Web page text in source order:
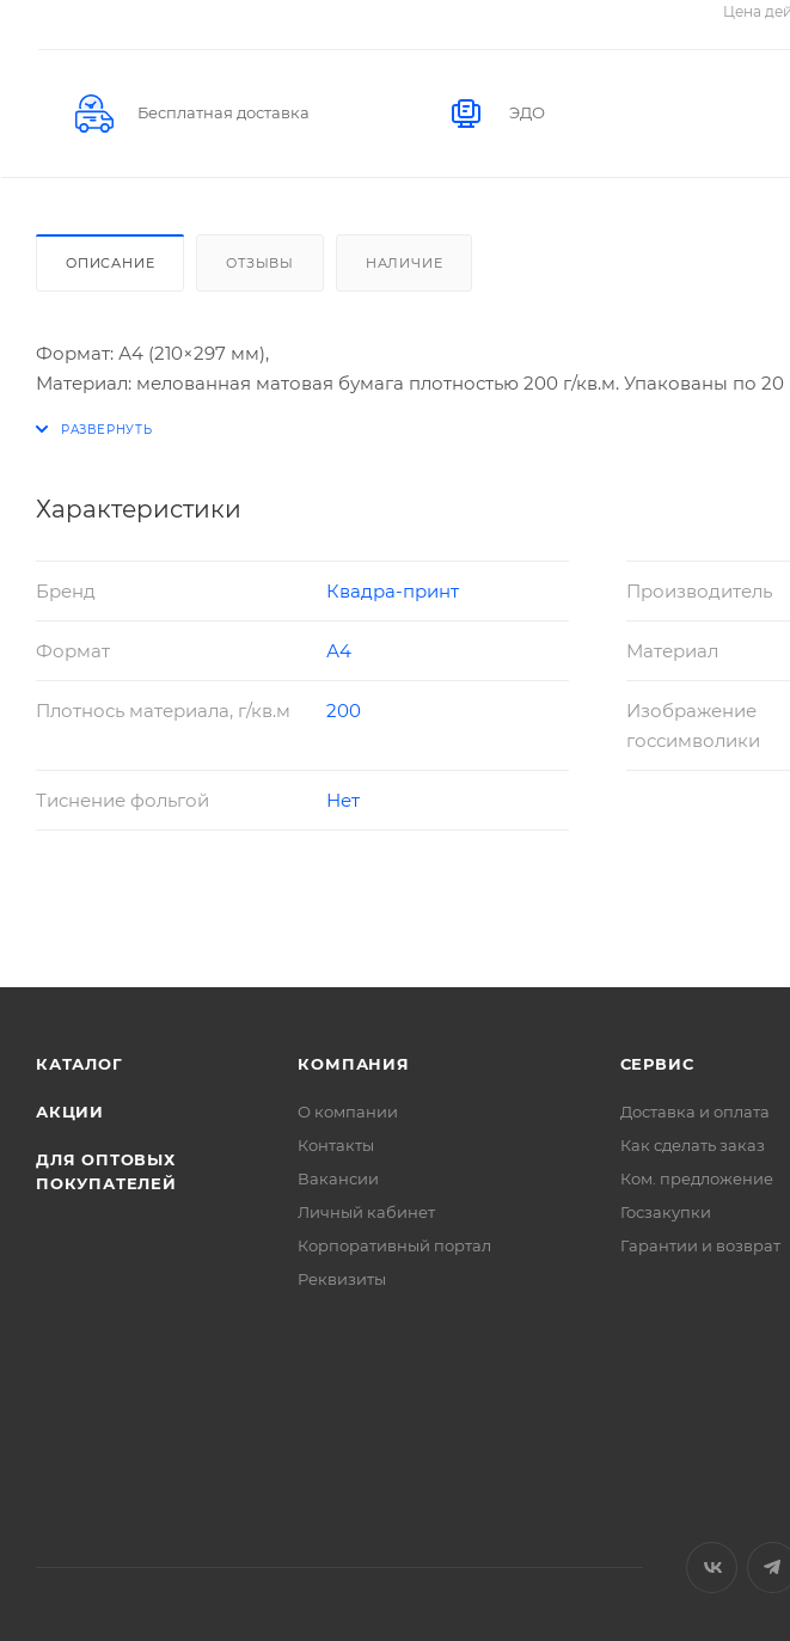
Цена
Бесплатная доставка ЭДО
ОПИСАНИЕ ОТЗЫВЫ НАЛИЧИЕ
Формат: А4 (210×297 мм),
Материал: мелованная матовая бумага плотностью 200 г/кв.м. Упакованы по
Характеристики
Бренд Квадра-принт Производитель
Формат А4 Материал
Плотнось материала, г/кв.м 200
Изображение
госсимволики
Тиснение фольгой Нет
КАТАЛОГ
АКЦИИ
ДЛЯ ОПТОВЫХ
ПОКУПАТЕЛЕЙ
КОМПАНИЯ
О компании
Контакты
Вакансии
Личный кабинет
Корпоративный портал
Реквизиты
СЕРВИС
Доставка и оплата
Как сделать заказ
Ком. предложение
Госзакупки
Гарантии и возврат